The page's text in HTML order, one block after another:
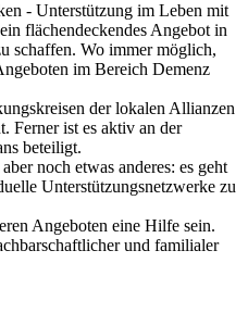
- Unterstützung im Leben mit
flächendeckendes Angebot in
schaffen. Wo immer möglich,
im Bereich Demenz
der lokalen Allianzen
Ferner ist es aktiv an der
beteiligt.
noch etwas anderes: es geht
Unterstützungsnetzwerke zu
Angeboten eine Hilfe sein.
und familialer